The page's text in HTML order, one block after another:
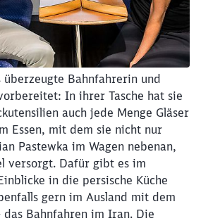
überzeugte Bahnfahrerin und
In ihrer Tasche hat sie
auch jede Menge Gläser
Essen, mit dem sie nicht nur
Pastewka im Wagen nebenan,
versorgt. Dafür gibt es im
in die persische Küche
gern im Ausland mit dem
Bahnfahren im Iran. Die
Schließen
zuweitergeleitet
Weiter